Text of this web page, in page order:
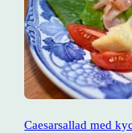
Caesarsallad med